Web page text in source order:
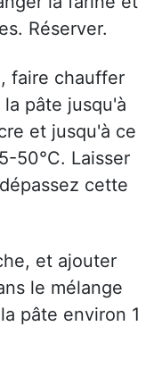
Réserver.
faire chauffer
pâte jusqu'à
et jusqu'à ce
50°C. Laisser
cette
et ajouter
le mélange
pâte environ 1